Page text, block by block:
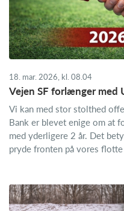
18. mar. 2026, kl. 08.04
Vejen SF forlænger med
Vi kan med stor stolthed
Bank er blevet enige om at
med yderligere 2 år. Det
pryde fronten på vores